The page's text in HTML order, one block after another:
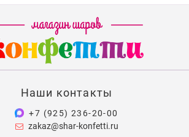
Наши контакты
+7 (925) 236-20-00
zakaz@shar-konfetti.ru